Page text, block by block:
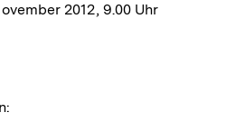
2012, 9.00 Uhr